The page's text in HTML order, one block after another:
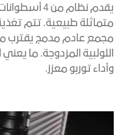
يقدم نظام من
متماثلة طبيعية. تتم
مجمع عادم مدمج يقترب
اللولبية المزدوجة. ما
وأداء توربو معزز.